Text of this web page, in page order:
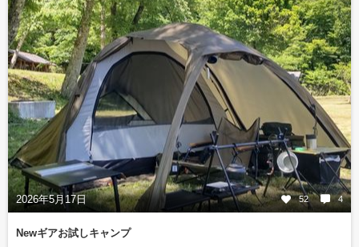
2026年5月17日 52 4
Newギアお試しキャンプ